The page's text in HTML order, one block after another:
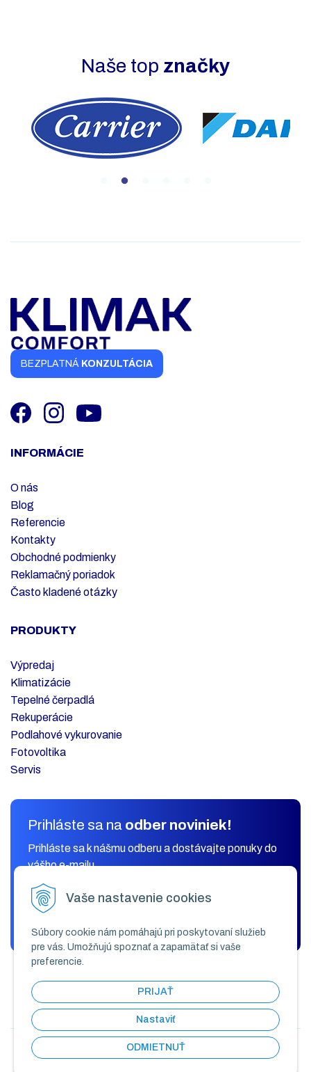
Vaše nastavenie cookies
Súbory cookie nám pomáhajú pri poskytovaní služieb
pre vás. Umožňujú spoznať a zapamätať si vaše
preferencie.
PRIJAŤ
Nastaviť
ODMIETNUŤ
Naše top značky
BEZPLATNÁ KONZULTÁCIA
INFORMÁCIE
O nás
Blog
Referencie
Kontakty
Obchodné podmienky
Reklamačný poriadok
Často kladené otázky
PRODUKTY
Výpredaj
Klimatizácie
Tepelné čerpadlá
Rekuperácie
Podlahové vykurovanie
Fotovoltika
Servis
Prihláste sa na odber noviniek!
Prihláste sa k nášmu odberu a dostávajte ponuky do
vášho e-mailu.
© 2026 KLIMAK COMFORT